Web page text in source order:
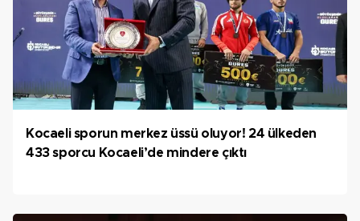
Kocaeli sporun merkez üssü oluyor! 24 ülkeden
433 sporcu Kocaeli’de mindere çıktı